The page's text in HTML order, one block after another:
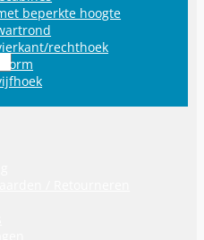
/ Retourneren
beperkte hoogte
rechthoek
vorm